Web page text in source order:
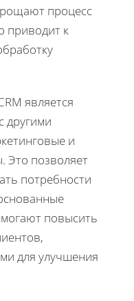
процесс
приводит к
является
другими
и
Это позволяет
потребности
повысить
для улучшения